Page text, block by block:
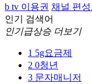
b tv 이용권 채널 편성
인기 검색어
인기급상승 더보기
1 5g요금제
2 0청년
3 문자매니저